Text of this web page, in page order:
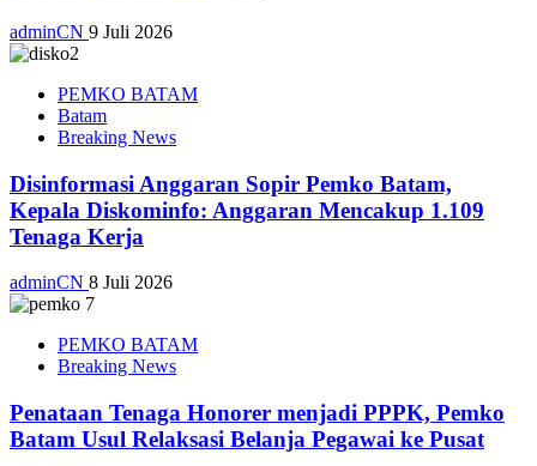
adminCN 9 Juli 2026
PEMKO BATAM
Batam
Breaking News
Disinformasi Anggaran Sopir Pemko Batam,
Kepala Diskominfo: Anggaran Mencakup 1.109
Tenaga Kerja
adminCN 8 Juli 2026
PEMKO BATAM
Breaking News
Penataan Tenaga Honorer menjadi PPPK, Pemko
Batam Usul Relaksasi Belanja Pegawai ke Pusat